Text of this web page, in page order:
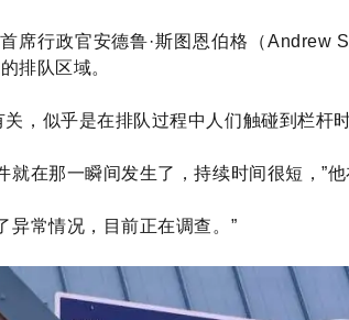
席行政官安德鲁·斯图恩伯格（Andrew
排队区域。
，似乎是在排队过程中人们触碰到栏杆时
在那一瞬间发生了，持续时间很短，”他
异常情况，目前正在调查。”